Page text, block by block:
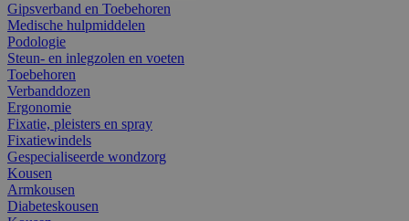
Gipsverband en Toebehoren
Medische hulpmiddelen
Podologie
Steun- en inlegzolen en voeten
Toebehoren
Verbanddozen
Ergonomie
Fixatie, pleisters en spray
Fixatiewindels
Gespecialiseerde wondzorg
Kousen
Armkousen
Diabeteskousen